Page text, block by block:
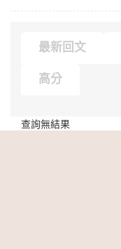
最新回文
高分
查詢無結果